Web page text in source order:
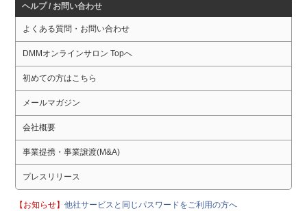
ヘルプ / お問い合わせ
よくある質問・お問い合わせ
DMMオンラインサロン Topへ
初めての方はこちら
メールマガジン
会社概要
事業提携・事業譲渡(M&A)
プレスリリース
【お知らせ】他社サービスと同じパスワードをご利用の方へ